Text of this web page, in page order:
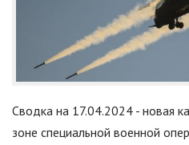
Сводка на 17.04.2024 - новая
зоне специальной военной